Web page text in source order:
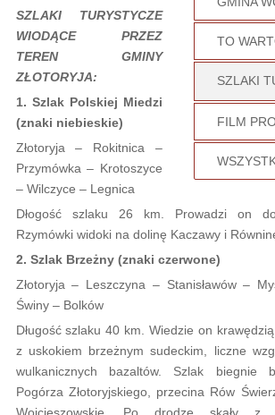
TO
SZLAKI
FILM
SZLAKI TURYSTYCZE
WIODĄCE PRZEZ
TEREN GMINY
ZŁOTORYJA:
1. Szlak Polskiej Miedzi
(znaki niebieskie)
Złotoryja – Rokitnica –
Przymówka – Krotoszyce
– Wilczyce – Legnica
Dłogość szlaku 26 km. Prowadzi on
Rzymówki widoki na dolinę Kaczawy i
2. Szlak Brzeżny (znaki czerwone)
Złotoryja – Leszczyna – Stanisławów –
Świny – Bolków
Długość szlaku 40 km. Wiedzie on
z uskokiem brzeżnym sudeckim, liczne
wulkanicznych bazaltów. Szlak biegnie
Pogórza Złotoryjskiego, przecina Rów
Wojcieszowskie. Po drodze skały z